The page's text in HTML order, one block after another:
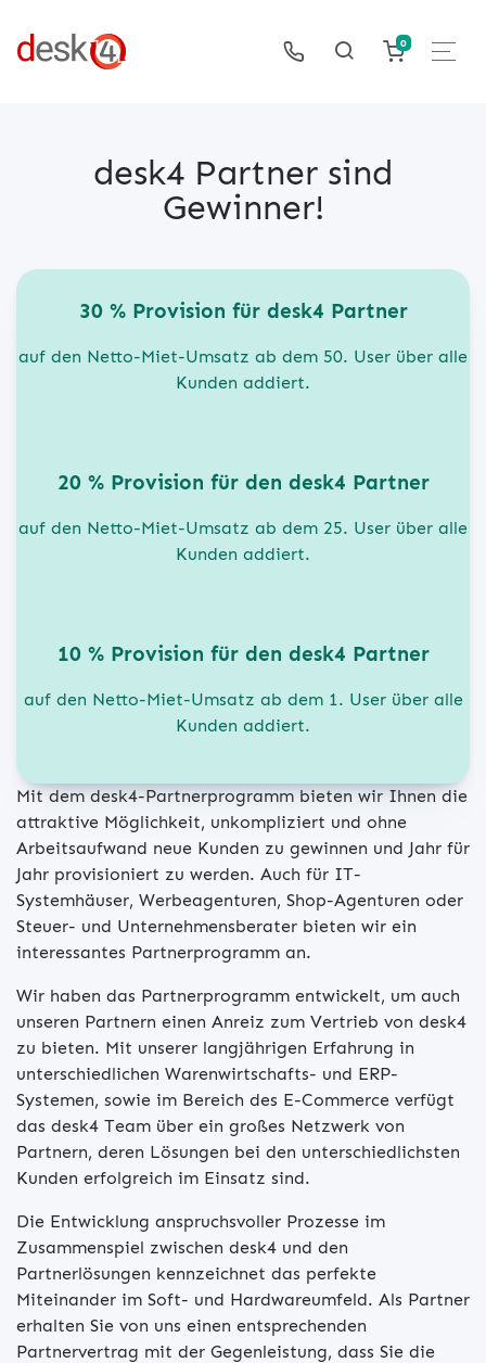
0
desk4 Partner sind
Gewinner!
30 % Provision für desk4 Partner
auf den Netto-Miet-Umsatz ab dem 50. User über alle
Kunden addiert.
20 % Provision für den desk4 Partner
auf den Netto-Miet-Umsatz ab dem 25. User über alle
Kunden addiert.
10 % Provision für den desk4 Partner
auf den Netto-Miet-Umsatz ab dem 1. User über alle
Kunden addiert.
Mit dem desk4-Partnerprogramm bieten wir Ihnen die
attraktive Möglichkeit, unkompliziert und ohne
Arbeitsaufwand neue Kunden zu gewinnen und Jahr für
Jahr provisioniert zu werden. Auch für IT-
Systemhäuser, Werbeagenturen, Shop-Agenturen oder
Steuer- und Unternehmensberater bieten wir ein
interessantes Partnerprogramm an.
Wir haben das Partnerprogramm entwickelt, um auch
unseren Partnern einen Anreiz zum Vertrieb von desk4
zu bieten. Mit unserer langjährigen Erfahrung in
unterschiedlichen Warenwirtschafts- und ERP-
Systemen, sowie im Bereich des E-Commerce verfügt
das desk4 Team über ein großes Netzwerk von
Partnern, deren Lösungen bei den unterschiedlichsten
Kunden erfolgreich im Einsatz sind.
Die Entwicklung anspruchsvoller Prozesse im
Zusammenspiel zwischen desk4 und den
Partnerlösungen kennzeichnet das perfekte
Miteinander im Soft- und Hardwareumfeld. Als Partner
erhalten Sie von uns einen entsprechenden
Partnervertrag mit der Gegenleistung, dass Sie die